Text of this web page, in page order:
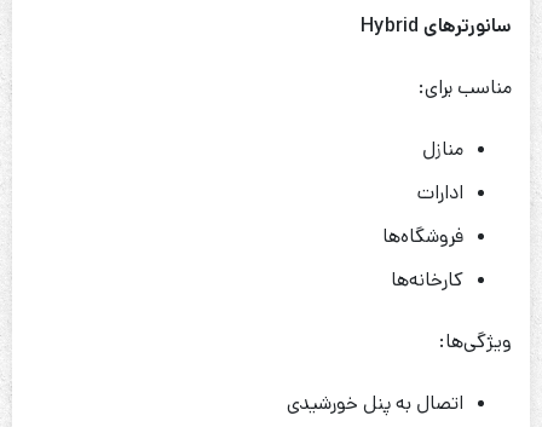
سانورترهای
مناسب برای:
منازل
ادارات
فروشگاه‌ها
کارخانه‌ها
ویژگی‌ها:
اتصال به پنل خورشیدی